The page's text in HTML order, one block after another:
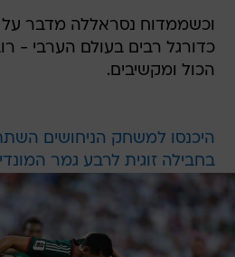
וכשממדוח נסראללה מדבר על
כדורגל רבים בעולם הערבי -
הכול ומקשיבים.
היכנסו למשחק הניחושים
בחבילה זוגית לרבע גמר